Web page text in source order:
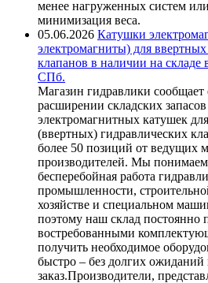
менее нагруженных систем
минимизация веса.
05.06.2026 Катушки
электромагниты) для
клапанов в наличии на складе
СПб.
Магазин гидравлики сообщает
расширении складских
электромагнитных катушек
(ввертных) гидравлических
более 50 позиций от ведущих
производителей. Мы
бесперебойная работа
промышленности,
хозяйстве и специальном
поэтому наш склад постоянно
востребованными
получить необходимое
быстро – без долгих ожиданий
заказ.Производители,